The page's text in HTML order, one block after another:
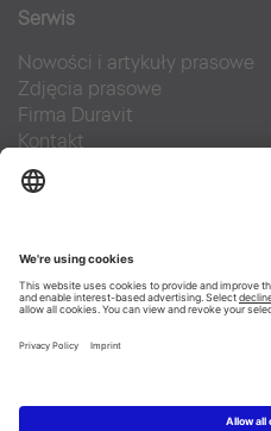
Serwis
Nowości i artykuły prasowe
Zdjęcia prasowe
Firma Duravit
Kontakt
Najczęściej zadawane pytania
Facebook
Pinterest
YouTube